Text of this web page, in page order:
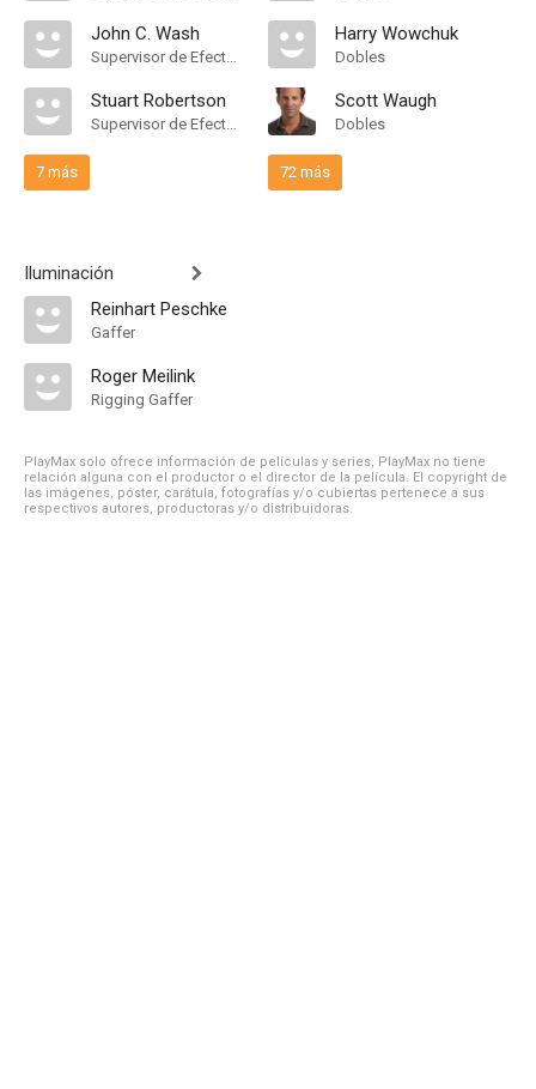
John C. Wash
Supervisor de Efectos Visuales
Stuart Robertson
Supervisor de Efectos Visuales
7 más
Iluminación
Reinhart Peschke
Gaffer
Roger Meilink
Rigging Gaffer
Harry Wowchuk
Dobles
Scott Waugh
Dobles
72 más
PlayMax solo ofrece información de películas y series, PlayMax no tiene
relación alguna con el productor o el director de la película. El copyright de
las imágenes, póster, carátula, fotografías y/o cubiertas pertenece a sus
respectivos autores, productoras y/o distribuidoras.